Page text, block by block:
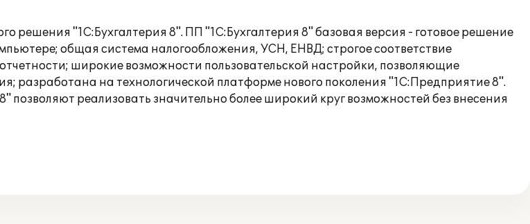
решения "1С:Бухгалтерия 8". ПП "1С:Бухгалтерия 8" базовая версия - готовое решение
общая система налогообложения, УСН, ЕНВД; строгое соответствие
широкие возможности пользовательской настройки, позволяющие
разработана на технологической платформе нового поколения "1С:Предприятие 8".
позволяют реализовать значительно более широкий круг возможностей без внесения